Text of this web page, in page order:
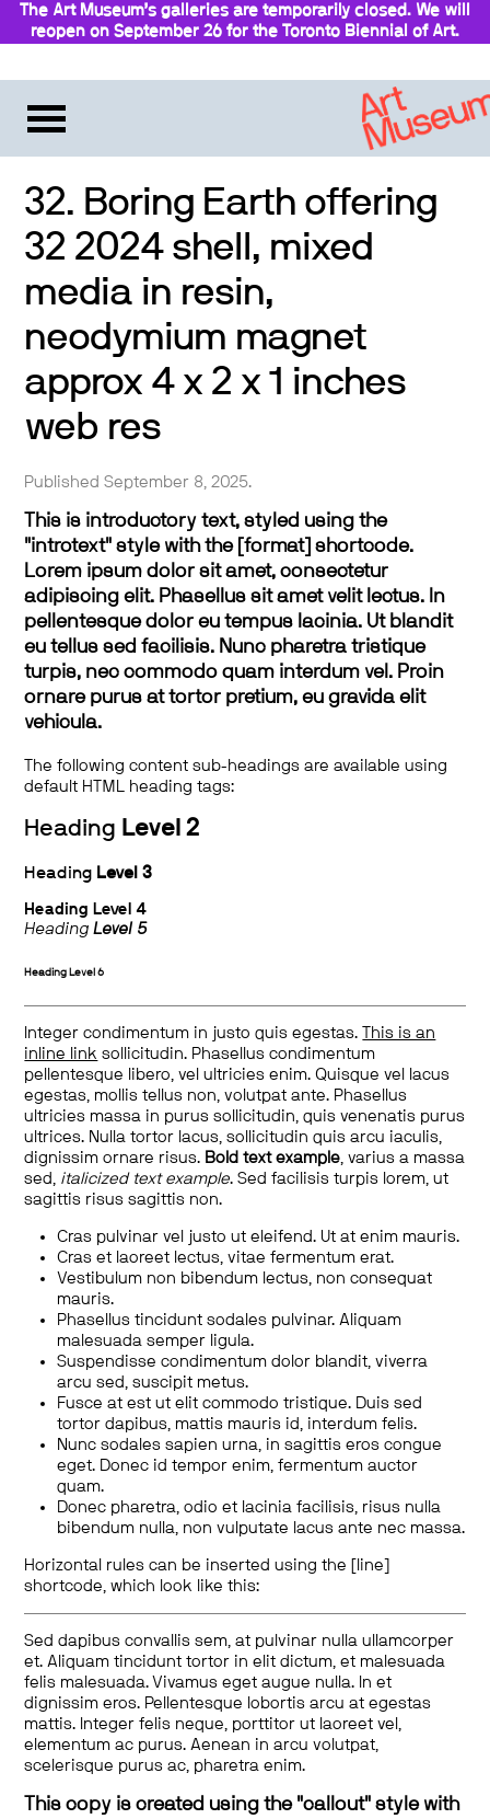
The Art Museum’s galleries are temporarily closed. We will
reopen on September 26 for the Toronto Biennial of Art.
32. Boring Earth offering
32 2024 shell, mixed
media in resin,
neodymium magnet
approx 4 x 2 x 1 inches
web res
Published September 8, 2025.
This is introductory text, styled using the
"introtext" style with the [format] shortcode.
Lorem ipsum dolor sit amet, consectetur
adipiscing elit. Phasellus sit amet velit lectus. In
pellentesque dolor eu tempus lacinia. Ut blandit
eu tellus sed facilisis. Nunc pharetra tristique
turpis, nec commodo quam interdum vel. Proin
ornare purus at tortor pretium, eu gravida elit
vehicula.
The following content sub-headings are available using
default HTML heading tags:
Heading Level 2
Heading Level 3
Heading Level 4
HeadingLevel 5
Heading Level 6
Integer condimentum in justo quis egestas.
This is an
inline link sollicitudin. Phasellus condimentum
pellentesque libero, vel ultricies enim. Quisque vel lacus
egestas, mollis tellus non, volutpat ante. Phasellus
ultricies massa in purus sollicitudin, quis venenatis purus
ultrices. Nulla tortor lacus, sollicitudin quis arcu iaculis,
dignissim ornare risus. Bold text example, varius a massa
sed, italicized text example. Sed facilisis turpis lorem, ut
sagittis risus sagittis non.
Cras pulvinar vel justo ut eleifend. Ut at enim mauris.
Cras et laoreet lectus, vitae fermentum erat.
Vestibulum non bibendum lectus, non consequat
mauris.
Phasellus tincidunt sodales pulvinar. Aliquam
malesuada semper ligula.
Suspendisse condimentum dolor blandit, viverra
arcu sed, suscipit metus.
Fusce at est ut elit commodo tristique. Duis sed
tortor dapibus, mattis mauris id, interdum felis.
Nunc sodales sapien urna, in sagittis eros congue
eget. Donec id tempor enim, fermentum auctor
quam.
Donec pharetra, odio et lacinia facilisis, risus nulla
bibendum nulla, non vulputate lacus ante nec massa.
Horizontal rules can be inserted using the [line]
shortcode, which look like this:
Sed dapibus convallis sem, at pulvinar nulla ullamcorper
et. Aliquam tincidunt tortor in elit dictum, et malesuada
felis malesuada. Vivamus eget augue nulla. In et
dignissim eros. Pellentesque lobortis arcu at egestas
mattis. Integer felis neque, porttitor ut laoreet vel,
elementum ac purus. Aenean in arcu volutpat,
scelerisque purus ac, pharetra enim.
This copy is created using the "callout" style with